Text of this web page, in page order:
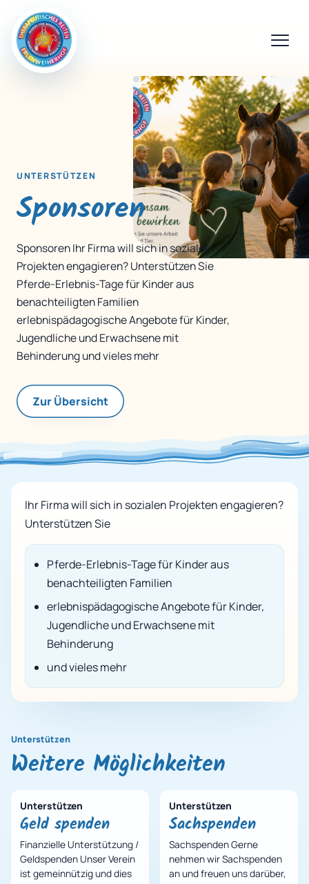
UNTERSTÜTZEN
Sponsoren
Sponsoren Ihr Firma will sich in sozialen
Projekten engagieren? Unterstützen Sie
Pferde-Erlebnis-Tage für Kinder aus
benachteiligten Familien
erlebnispädagogische Angebote für Kinder,
Jugendliche und Erwachsene mit
Behinderung und vieles mehr
Zur Übersicht
Ihr Firma will sich in sozialen Projekten engagieren?
Unterstützen Sie
Pferde-Erlebnis-Tage für Kinder aus
benachteiligten Familien
erlebnispädagogische Angebote für Kinder,
Jugendliche und Erwachsene mit
Behinderung
und vieles mehr
Unterstützen
Weitere Möglichkeiten
Unterstützen
Geld spenden
Finanzielle Unterstützung /
Geldspenden Unser Verein
ist gemeinnützig und dies
Unterstützen
Sachspenden
Sachspenden Gerne
nehmen wir Sachspenden
an und freuen uns darüber,